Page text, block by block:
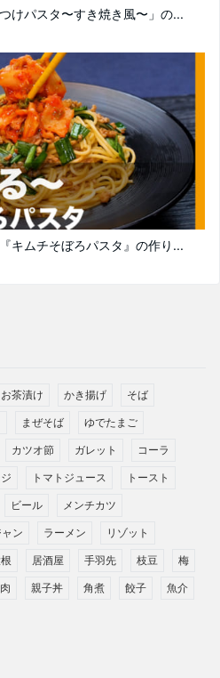
けパスタ〜すき焼き風〜」の...
キムチそぼろパスタ』の作り...
お茶漬け かき揚げ そば
まぜそば ゆでたまご
カツオ節 ガレット コーラ
トマトジュース トースト
ビール メンチカツ
ン ラーメン リゾット
居酒屋 手羽先 枝豆 梅
肉 親子丼 角煮 餃子 魚介